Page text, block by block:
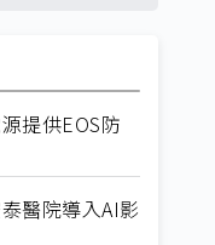
提供EOS防
醫院導入AI影